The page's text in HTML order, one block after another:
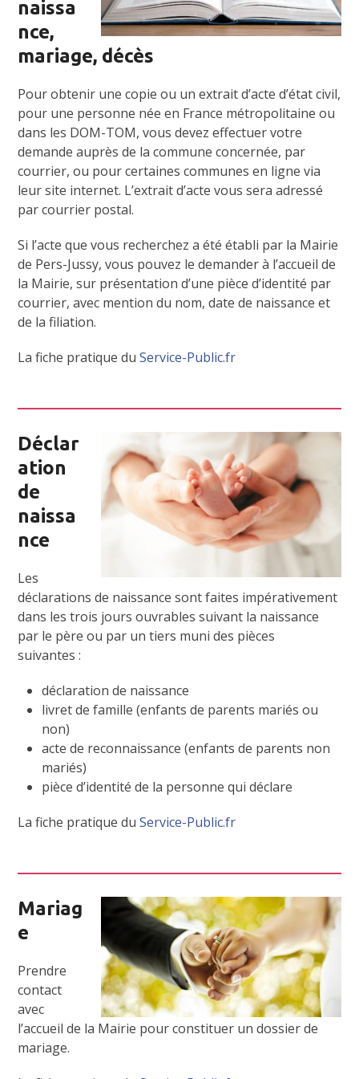
naissa
nce,
mariage, décès
Pour obtenir une copie ou un extrait d’acte d’état civil,
pour une personne née en France métropolitaine ou
dans les DOM-TOM, vous devez effectuer votre
demande auprès de la commune concernée, par
courrier, ou pour certaines communes en ligne via
leur site internet. L’extrait d’acte vous sera adressé
par courrier postal.
Si l’acte que vous recherchez a été établi par la Mairie
de Pers-Jussy, vous pouvez le demander à l’accueil de
la Mairie, sur présentation d’une pièce d’identité par
courrier, avec mention du nom, date de naissance et
de la filiation.
La fiche pratique duService-Public.fr
Déclar
ation
de
naissa
nce
Les
déclarations de naissance sont faites impérativement
dans les trois jours ouvrables suivant la naissance
par le père ou par un tiers muni des pièces
suivantes :
déclaration de naissance
livret de famille (enfants de parents mariés ou
non)
acte de reconnaissance (enfants de parents non
mariés)
pièce d’identité de la personne qui déclare
La fiche pratique duService-Public.fr
Mariag
e
Prendre
contact
avec
l’accueil de la Mairie pour constituer un dossier de
mariage.